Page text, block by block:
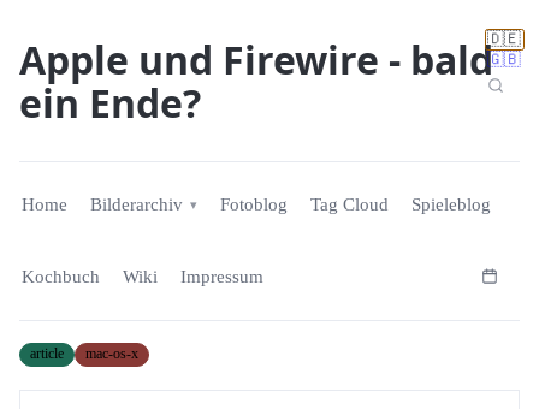
🇩🇪
🇬🇧
Apple und Firewire - bald
ein Ende?
Home Bilderarchiv Fotoblog Tag Cloud Spieleblog
Kochbuch Wiki Impressum
article mac-os-x